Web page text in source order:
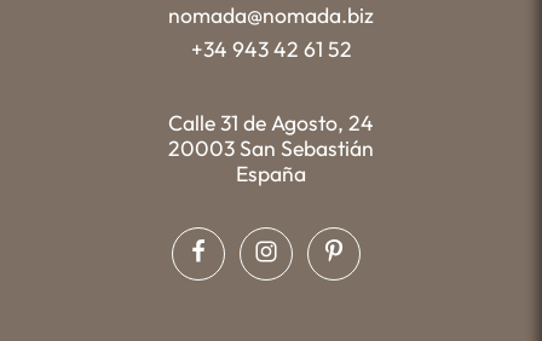
nomada@nomada.biz
+34 943 42 61 52
Calle 31 de Agosto, 24
20003 San Sebastián
España